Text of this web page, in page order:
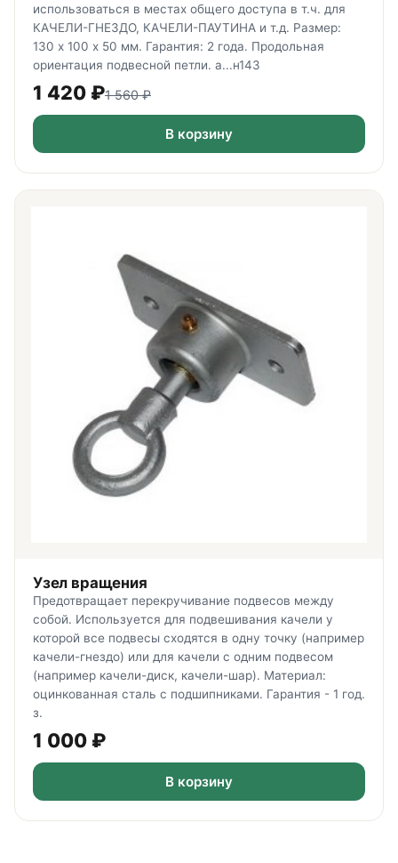
использоваться в местах общего доступа в т.ч. для
КАЧЕЛИ-ГНЕЗДО, КАЧЕЛИ-ПАУТИНА и т.д. Размер:
130 х 100 х 50 мм. Гарантия: 2 года. Продольная
ориентация подвесной петли. а...н143
1 420 ₽1 560₽
В корзину
Узел вращения
Предотвращает перекручивание подвесов между
собой. Используется для подвешивания качели у
которой все подвесы сходятся в одну точку (например
качели-гнездо) или для качели с одним подвесом
(например качели-диск, качели-шар). Материал:
оцинкованная сталь с подшипниками. Гарантия - 1 год.
з.
1 000 ₽
В корзину